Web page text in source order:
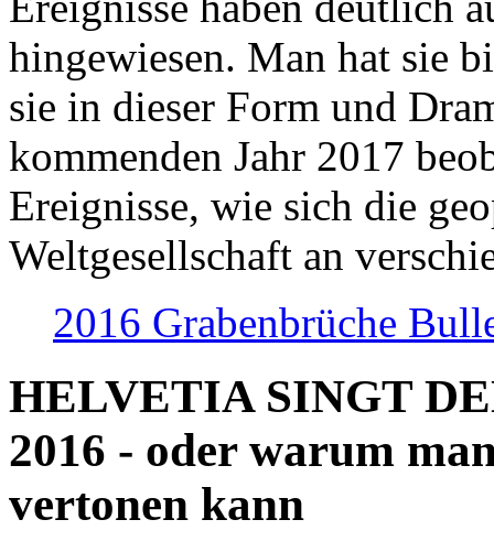
hingewiesen. Man hat sie
sie in dieser Form und
kommenden Jahr 2017
Ereignisse, wie sich die
Weltgesellschaft an
2016 Grabenbrüche
HELVETIA SINGT
2016 - oder warum
vertonen kann